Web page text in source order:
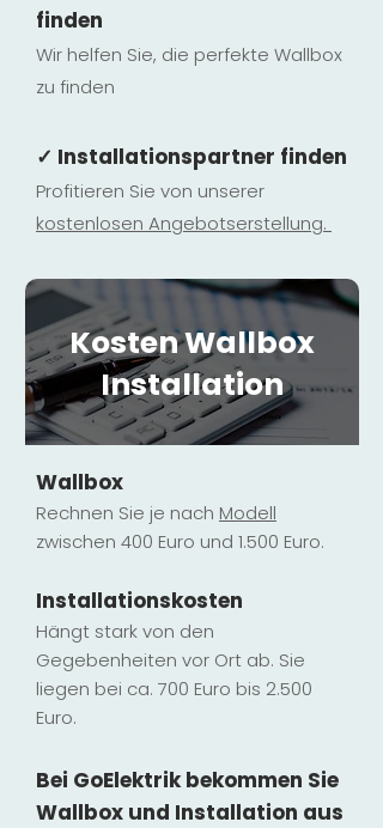
finden
Wir helfen Sie, die perfekte Wallbox
zu finden
✓ Installationspartner finden
Profitieren Sie von unserer
kostenlosen Angebotserstellung.
Kosten Wallbox
Installation
Wallbox
Rechnen Sie je nach Modell
zwischen 400 Euro und 1.500 Euro.
Installationskosten
Hängt stark von den
Gegebenheiten vor Ort ab. Sie
liegen bei ca. 700 Euro bis 2.500
Euro.
Bei GoElektrik bekommen Sie
Wallbox und Installation aus